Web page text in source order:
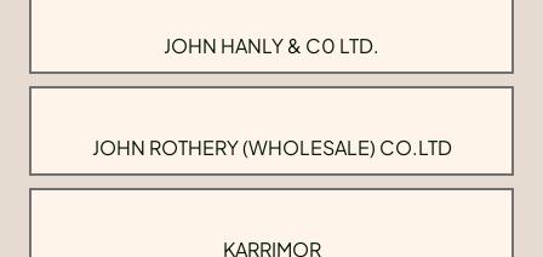
JOHN HANLY & C0 LTD.
JOHN ROTHERY (WHOLESALE) CO.LTD
KARRIMOR